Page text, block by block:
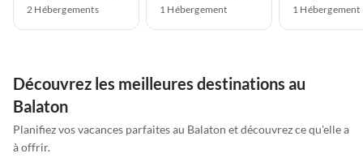
2 Hébergements 1 Hébergement 1 Hébergement
Découvrez les meilleures destinations au
Balaton
Planifiez vos vacances parfaites au Balaton et découvrez ce qu'elle a
à offrir.